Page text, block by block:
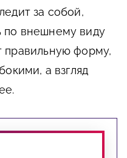
за собой,
по внешнему виду
правильную форму,
а взгляд